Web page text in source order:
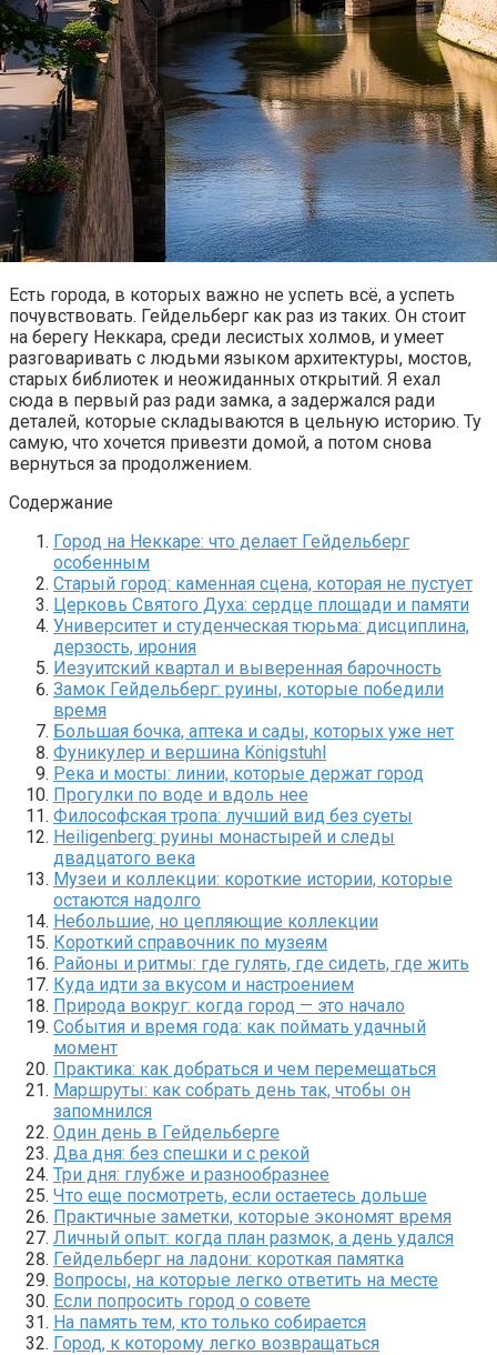
Есть города, в которых важно не успеть всё, а успеть
почувствовать. Гейдельберг как раз из таких. Он стоит
на берегу Неккара, среди лесистых холмов, и умеет
разговаривать с людьми языком архитектуры, мостов,
старых библиотек и неожиданных открытий. Я ехал
сюда в первый раз ради замка, а задержался ради
деталей, которые складываются в цельную историю. Ту
самую, что хочется привезти домой, а потом снова
вернуться за продолжением.
Содержание
Город на Неккаре: что делает Гейдельберг
особенным
Старый город: каменная сцена, которая не пустует
Церковь Святого Духа: сердце площади и памяти
Университет и студенческая тюрьма: дисциплина,
дерзость, ирония
Иезуитский квартал и выверенная барочность
Замок Гейдельберг: руины, которые победили
время
Большая бочка, аптека и сады, которых уже нет
Фуникулер и вершина Königstuhl
Река и мосты: линии, которые держат город
Прогулки по воде и вдоль нее
Философская тропа: лучший вид без суеты
Heiligenberg: руины монастырей и следы
двадцатого века
Музеи и коллекции: короткие истории, которые
остаются надолго
Небольшие, но цепляющие коллекции
Короткий справочник по музеям
Районы и ритмы: где гулять, где сидеть, где жить
Куда идти за вкусом и настроением
Природа вокруг: когда город — это начало
События и время года: как поймать удачный
момент
Практика: как добраться и чем перемещаться
Маршруты: как собрать день так, чтобы он
запомнился
Один день в Гейдельберге
Два дня: без спешки и с рекой
Три дня: глубже и разнообразнее
Что еще посмотреть, если остаетесь дольше
Практичные заметки, которые экономят время
Личный опыт: когда план размок, а день удался
Гейдельберг на ладони: короткая памятка
Вопросы, на которые легко ответить на месте
Если попросить город о совете
На память тем, кто только собирается
Город, к которому легко возвращаться